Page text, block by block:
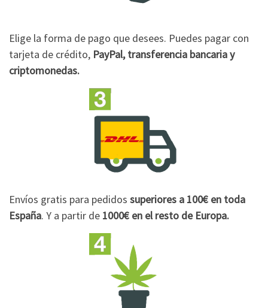
Elige la forma de pago que desees. Puedes pagar con
tarjeta de crédito, PayPal, transferencia bancaria y
criptomonedas.
Envíos gratis para pedidos superiores a 100€ en toda
España. Y a partir de 1000€ en el resto de Europa.